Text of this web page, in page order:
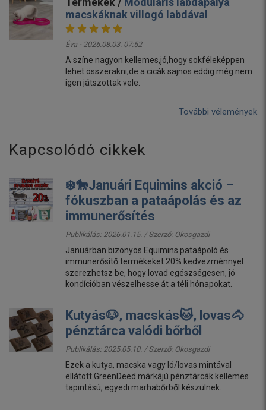
macskáknak villogó labdával
Éva - 2026.08.03. 07:52
A színe nagyon kellemes,jó,hogy sokféleképpen
lehet összerakni,de a cicák sajnos eddig még nem
igen játszottak vele.
További vélemények
Kapcsolódó cikkek
❄️🐎Januári Equimins akció –
fókuszban a pataápolás és az
immunerősítés
Publikálás: 2026.01.15. / Szerző: Okosgazdi
Januárban bizonyos Equimins pataápoló és
immunerősítő termékeket 20% kedvezménnyel
szerezhetsz be, hogy lovad egészségesen, jó
kondícióban vészelhesse át a téli hónapokat.
Kutyás🐶, macskás🐱, lovas🐴
pénztárca valódi bőrből
Publikálás: 2025.05.10. / Szerző: Okosgazdi
Ezek a kutya, macska vagy ló/lovas mintával
ellátott GreenDeed márkájú pénztárcák kellemes
tapintású, egyedi marhabőrből készülnek.